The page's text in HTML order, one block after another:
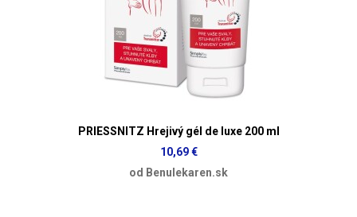
PRIESSNITZ Hrejivý gél de luxe 200 ml
10,69 €
od Benulekaren.sk